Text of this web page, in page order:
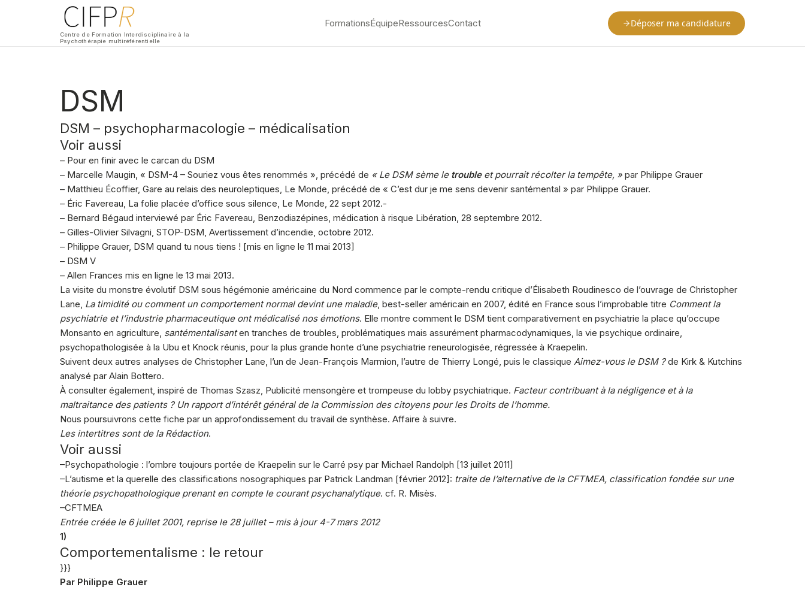
Centre de Formation Interdisciplinaire à la
Psychothérapie multiréférentielle
FormationsÉquipeRessourcesContact Déposer ma candidature
DSM
DSM – psychopharmacologie – médicalisation
Voir aussi
– Pour en finir avec le carcan du DSM
– Marcelle Maugin, « DSM-4 – Souriez vous êtes renommés », précédé de « Le DSM sème le troubleet pourrait récolter la tempête, » par Philippe Grauer
– Matthieu Écoffier, Gare au relais des neuroleptiques, Le Monde, précédé de « C’est dur je me sens devenir santémental » par Philippe Grauer.
– Éric Favereau, La folie placée d’office sous silence, Le Monde, 22 sept 2012.-
– Bernard Bégaud interviewé par Éric Favereau, Benzodiazépines, médication à risque Libération, 28 septembre 2012.
– Gilles-Olivier Silvagni, STOP-DSM, Avertissement d’incendie, octobre 2012.
– Philippe Grauer, DSM quand tu nous tiens ! [mis en ligne le 11 mai 2013]
– DSM V
– Allen Frances mis en ligne le 13 mai 2013.
La visite du monstre évolutif DSM sous hégémonie américaine du Nord commence par le compte-rendu critique d’Élisabeth Roudinesco de l’ouvrage de Christopher
Lane, La timidité ou comment un comportement normal devint une maladie, best-seller américain en 2007, édité en France sous l’improbable titre Comment la
psychiatrie et l’industrie pharmaceutique ont médicalisé nos émotions. Elle montre comment le DSM tient comparativement en psychiatrie la place qu’occupe
Monsanto en agriculture, santémentalisanten tranches de troubles, problématiques mais assurément pharmacodynamiques, la vie psychique ordinaire,
psychopathologisée à la Ubu et Knock réunis, pour la plus grande honte d’une psychiatrie reneurologisée, régressée à Kraepelin.
Suivent deux autres analyses de Christopher Lane, l’un de Jean-François Marmion, l’autre de Thierry Longé, puis le classique Aimez-vous le DSM ?de Kirk & Kutchins
analysé par Alain Bottero.
À consulter également, inspiré de Thomas Szasz, Publicité mensongère et trompeuse du lobby psychiatrique. Facteur contribuant à la négligence et à la
maltraitance des patients ? Un rapport d’intérêt général de la Commission des citoyens pour les Droits de l’homme.
Nous poursuivrons cette fiche par un approfondissement du travail de synthèse. Affaire à suivre.
Les intertitres sont de la Rédaction.
Voir aussi
–Psychopathologie : l’ombre toujours portée de Kraepelin sur le Carré psy par Michael Randolph [13 juillet 2011]
–L’autisme et la querelle des classifications nosographiques par Patrick Landman [février 2012]: traite de l’alternative de la CFTMEA, classification fondée sur une
théorie psychopathologique prenant en compte le courant psychanalytique. cf. R. Misès.
–CFTMEA
Entrée créée le 6 juillet 2001, reprise le 28 juillet – mis à jour 4-7 mars 2012
1)
Comportementalisme : le retour
}}}
Par Philippe Grauer